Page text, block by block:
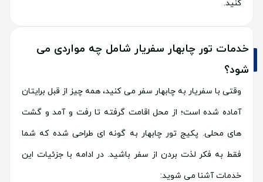
کنید.
خدمات تور چابهار سفریار شامل چه مواردی می
شود؟
وقتی با سفریار به چابهار سفر می کنید، همه چیز از قبل برایتان
آماده شده است؛ از محل اقامت گرفته تا رفت و آمد و گشت
های محلی. پکیج تور چابهار به گونه ای طراحی شده که شما
فقط به فکر لذت بردن از سفر باشید. در ادامه با جزئیات این
خدمات آشنا می شوید: